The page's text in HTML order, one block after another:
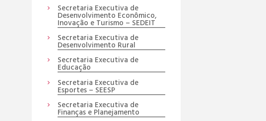
Secretaria Executiva de
Desenvolvimento Econômico,
Inovação e Turismo – SEDEIT
Secretaria Executiva de
Desenvolvimento Rural
Secretaria Executiva de
Educação
Secretaria Executiva de
Esportes – SEESP
Secretaria Executiva de
Finanças e Planejamento